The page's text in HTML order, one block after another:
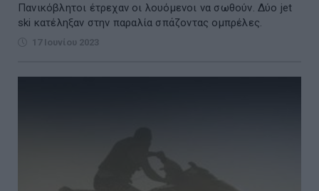
Πανικόβλητοι έτρεχαν οι λουόμενοι να σωθούν. Δύο jet
ski κατέληξαν στην παραλία σπάζοντας ομπρέλες.
17 Ιουνίου 2023